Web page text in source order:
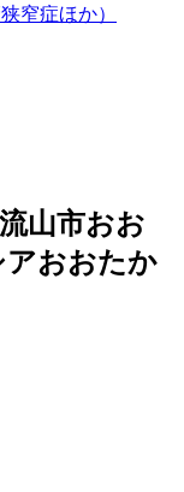
窄症ほか）
山市おお
アおおたか